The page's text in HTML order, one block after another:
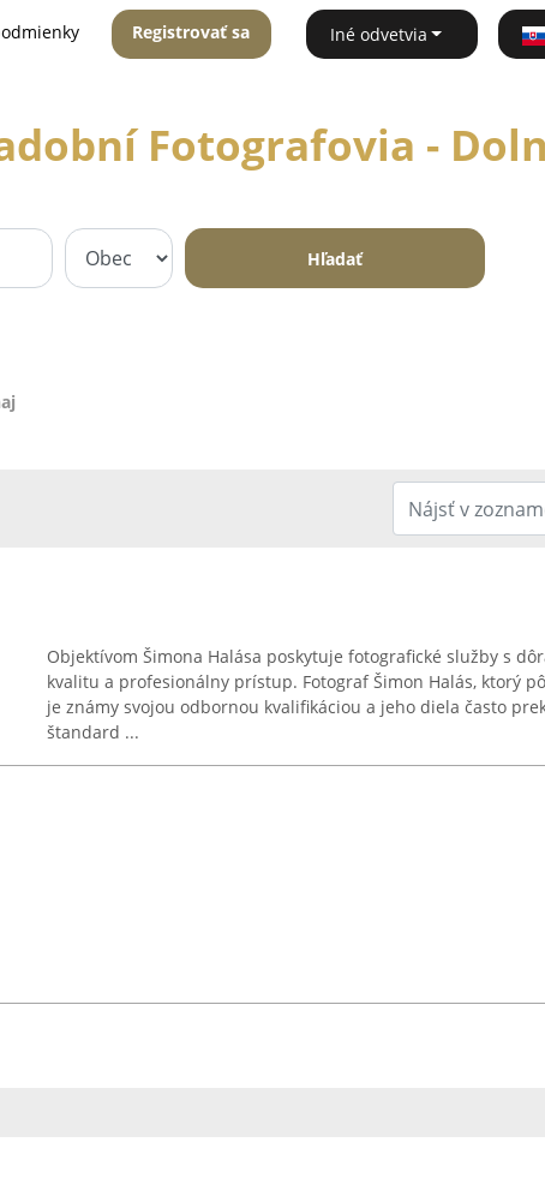
Registrovať sa Iné odvetvia
Fotografovia -
Hľadať
Objektívom Šimona Halása poskytuje fotografické služby s
kvalitu a profesionálny prístup. Fotograf Šimon Halás, ktorý
je známy svojou odbornou kvalifikáciou a jeho diela často
štandard ...